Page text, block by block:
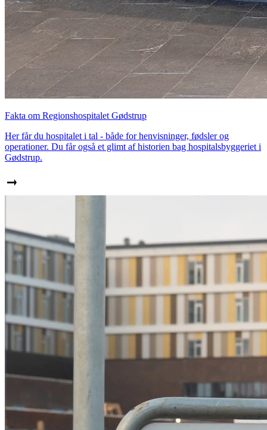
Fakta om Regionshospitalet Gødstrup
Her får du hospitalet i tal - både for henvisninger, fødsler og
operationer. Du får også et glimt af historien bag hospitalsbyggeriet i
Gødstrup.